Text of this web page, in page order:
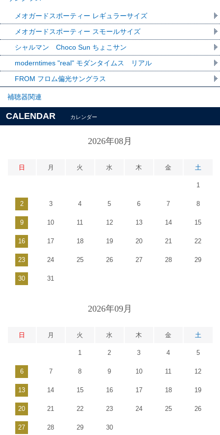
メオガードスポーティー レギュラーサイズ
メオガードスポーティー スモールサイズ
シャルマン Choco Sun ちょこサン
moderntimes "real" モダンタイムス リアル
FROM フロム偏光サングラス
補聴器関連
CALENDAR カレンダー
2026年08月
日 月 火 水 木 金 土
1
2 3 4 5 6 7 8
9 10 11 12 13 14 15
16 17 18 19 20 21 22
23 24 25 26 27 28 29
30 31
2026年09月
日 月 火 水 木 金 土
1 2 3 4 5
6 7 8 9 10 11 12
13 14 15 16 17 18 19
20 21 22 23 24 25 26
27 28 29 30